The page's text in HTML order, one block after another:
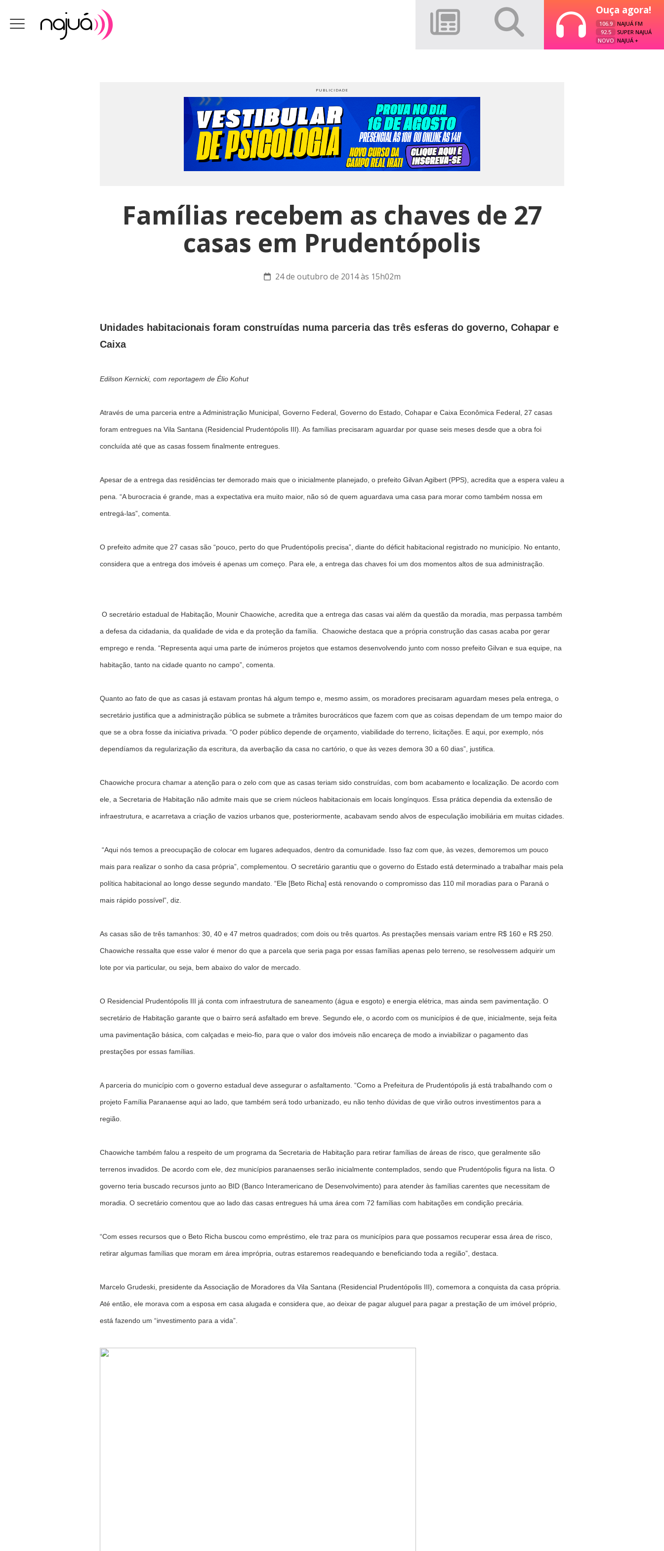
Ouça agora!
106.9
NAJUÁ FM
92.5
SUPER NAJUÁ
NOVO NAJUÁ +
Famílias recebem as chaves de 27
casas em Prudentópolis
24 de outubro de 2014 às 15h02m
Unidades habitacionais foram construídas numa parceria das três esferas do governo, Cohapar e
Caixa
Edilson Kernicki, com reportagem de Élio Kohut
Através de uma parceria entre a Administração Municipal, Governo Federal, Governo do Estado, Cohapar e Caixa Econômica Federal, 27 casas
foram entregues na Vila Santana (Residencial Prudentópolis III). As famílias precisaram aguardar por quase seis meses desde que a obra foi
concluída até que as casas fossem finalmente entregues.
Apesar de a entrega das residências ter demorado mais que o inicialmente planejado, o prefeito Gilvan Agibert (PPS), acredita que a espera valeu a
pena. “A burocracia é grande, mas a expectativa era muito maior, não só de quem aguardava uma casa para morar como também nossa em
entregá-las”, comenta.
O prefeito admite que 27 casas são “pouco, perto do que Prudentópolis precisa”, diante do déficit habitacional registrado no município. No entanto,
considera que a entrega dos imóveis é apenas um começo. Para ele, a entrega das chaves foi um dos momentos altos de sua administração.
O secretário estadual de Habitação, Mounir Chaowiche, acredita que a entrega das casas vai além da questão da moradia, mas perpassa também
a defesa da cidadania, da qualidade de vida e da proteção da família. Chaowiche destaca que a própria construção das casas acaba por gerar
emprego e renda. “Representa aqui uma parte de inúmeros projetos que estamos desenvolvendo junto com nosso prefeito Gilvan e sua equipe, na
habitação, tanto na cidade quanto no campo”, comenta.
Quanto ao fato de que as casas já estavam prontas há algum tempo e, mesmo assim, os moradores precisaram aguardam meses pela entrega, o
secretário justifica que a administração pública se submete a trâmites burocráticos que fazem com que as coisas dependam de um tempo maior do
que se a obra fosse da iniciativa privada. “O poder público depende de orçamento, viabilidade do terreno, licitações. E aqui, por exemplo, nós
dependíamos da regularização da escritura, da averbação da casa no cartório, o que às vezes demora 30 a 60 dias”, justifica.
Chaowiche procura chamar a atenção para o zelo com que as casas teriam sido construídas, com bom acabamento e localização. De acordo com
ele, a Secretaria de Habitação não admite mais que se criem núcleos habitacionais em locais longínquos. Essa prática dependia da extensão de
infraestrutura, e acarretava a criação de vazios urbanos que, posteriormente, acabavam sendo alvos de especulação imobiliária em muitas cidades.
“Aqui nós temos a preocupação de colocar em lugares adequados, dentro da comunidade. Isso faz com que, às vezes, demoremos um pouco
mais para realizar o sonho da casa própria”, complementou. O secretário garantiu que o governo do Estado está determinado a trabalhar mais pela
política habitacional ao longo desse segundo mandato. “Ele [Beto Richa] está renovando o compromisso das 110 mil moradias para o Paraná o
mais rápido possível”, diz.
As casas são de três tamanhos: 30, 40 e 47 metros quadrados; com dois ou três quartos. As prestações mensais variam entre R$ 160 e R$ 250.
Chaowiche ressalta que esse valor é menor do que a parcela que seria paga por essas famílias apenas pelo terreno, se resolvessem adquirir um
lote por via particular, ou seja, bem abaixo do valor de mercado.
O Residencial Prudentópolis III já conta com infraestrutura de saneamento (água e esgoto) e energia elétrica, mas ainda sem pavimentação. O
secretário de Habitação garante que o bairro será asfaltado em breve. Segundo ele, o acordo com os municípios é de que, inicialmente, seja feita
uma pavimentação básica, com calçadas e meio-fio, para que o valor dos imóveis não encareça de modo a inviabilizar o pagamento das
prestações por essas famílias.
A parceria do município com o governo estadual deve assegurar o asfaltamento. “Como a Prefeitura de Prudentópolis já está trabalhando com o
projeto Família Paranaense aqui ao lado, que também será todo urbanizado, eu não tenho dúvidas de que virão outros investimentos para a
região.
Chaowiche também falou a respeito de um programa da Secretaria de Habitação para retirar famílias de áreas de risco, que geralmente são
terrenos invadidos. De acordo com ele, dez municípios paranaenses serão inicialmente contemplados, sendo que Prudentópolis figura na lista. O
governo teria buscado recursos junto ao BID (Banco Interamericano de Desenvolvimento) para atender às famílias carentes que necessitam de
moradia. O secretário comentou que ao lado das casas entregues há uma área com 72 famílias com habitações em condição precária.
“Com esses recursos que o Beto Richa buscou como empréstimo, ele traz para os municípios para que possamos recuperar essa área de risco,
retirar algumas famílias que moram em área imprópria, outras estaremos readequando e beneficiando toda a região”, destaca.
Marcelo Grudeski, presidente da Associação de Moradores da Vila Santana (Residencial Prudentópolis III), comemora a conquista da casa própria.
Até então, ele morava com a esposa em casa alugada e considera que, ao deixar de pagar aluguel para pagar a prestação de um imóvel próprio,
está fazendo um “investimento para a vida”.